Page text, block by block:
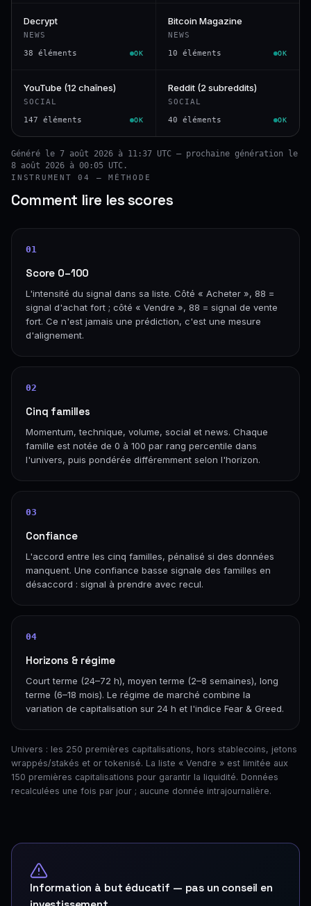
Decrypt
NEWS
38 éléments OK
Bitcoin Magazine
NEWS
10 éléments OK
YouTube (12 chaînes)
SOCIAL
147 éléments OK
Reddit (2 subreddits)
SOCIAL
40 éléments OK
Généré le 7 août 2026 à 11:37 UTC — prochaine génération le
8 août 2026 à 00:05 UTC.
INSTRUMENT 04 — MÉTHODE
Comment lire les scores
01
Score 0–100
L'intensité du signal dans sa liste. Côté « Acheter », 88 =
signal d'achat fort ; côté « Vendre », 88 = signal de vente
fort. Ce n'est jamais une prédiction, c'est une mesure
d'alignement.
02
Cinq familles
Momentum, technique, volume, social et news. Chaque
famille est notée de 0 à 100 par rang percentile dans
l'univers, puis pondérée différemment selon l'horizon.
03
Confiance
L'accord entre les cinq familles, pénalisé si des données
manquent. Une confiance basse signale des familles en
désaccord : signal à prendre avec recul.
04
Horizons & régime
Court terme (24–72 h), moyen terme (2–8 semaines), long
terme (6–18 mois). Le régime de marché combine la
variation de capitalisation sur 24 h et l'indice Fear & Greed.
Univers : les 250 premières capitalisations, hors stablecoins, jetons
wrappés/stakés et or tokenisé. La liste « Vendre » est limitée aux
150 premières capitalisations pour garantir la liquidité. Données
recalculées une fois par jour ; aucune donnée intrajournalière.
Information à but éducatif — pas un conseil en